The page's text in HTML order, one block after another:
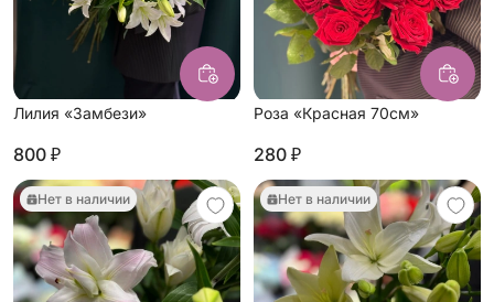
Лилия «Замбези»
800 ₽
Роза «Красная 70см»
280 ₽
Нет в наличии Нет в наличии